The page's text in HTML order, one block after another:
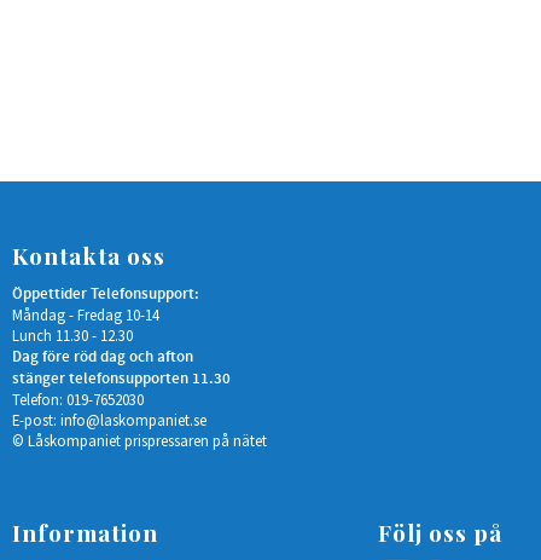
Kontakta oss
Öppettider Telefonsupport:
Måndag - Fredag 10-14
Lunch 11.30 - 12.30
Dag före röd dag och afton
stänger telefonsupporten 11.30
Telefon: 019-7652030
E-post: info@laskompaniet.se
© Låskompaniet prispressaren på nätet
Information Följ oss på